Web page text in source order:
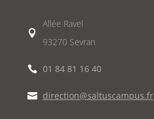

Allée Ravel
93270 Sevran
 01 84 81 16 40
 direction@saltuscampus.fr